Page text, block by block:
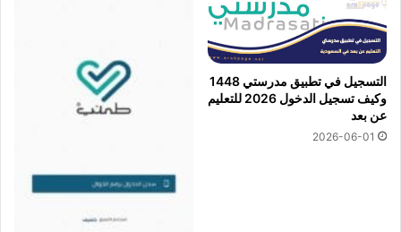
التسجيل في تطبيق مدرستي 1448
وكيف تسجيل الدخول 2026 للتعليم
عن بعد
2026-06-01